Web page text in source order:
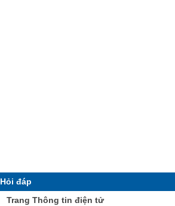
Hỏi đáp
Trang Thông tin điện tử